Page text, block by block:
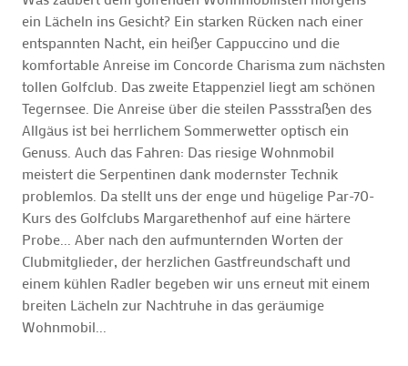
ein Lächeln ins Gesicht? Ein starken Rücken nach einer
entspannten Nacht, ein heißer Cappuccino und die
komfortable Anreise im Concorde Charisma zum nächsten
tollen Golfclub. Das zweite Etappenziel liegt am schönen
Tegernsee. Die Anreise über die steilen Passstraßen des
Allgäus ist bei herrlichem Sommerwetter optisch ein
Genuss. Auch das Fahren: Das riesige Wohnmobil
meistert die Serpentinen dank modernster Technik
problemlos. Da stellt uns der enge und hügelige Par-70-
Kurs des Golfclubs Margarethenhof auf eine härtere
Probe... Aber nach den aufmunternden Worten der
Clubmitglieder, der herzlichen Gastfreundschaft und
einem kühlen Radler begeben wir uns erneut mit einem
breiten Lächeln zur Nachtruhe in das geräumige
Wohnmobil...